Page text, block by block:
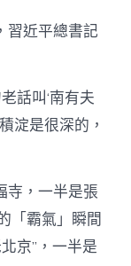
知
來，
總
書
記
專
包
養
網
學
習近平總書記
話叫‘南有夫
淀是很深的，
寺，一半是張
「霸氣」瞬間
京”，一半是